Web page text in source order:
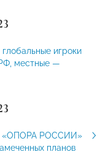
игроки
местные —
«ОПОРА РОССИИ»
планов